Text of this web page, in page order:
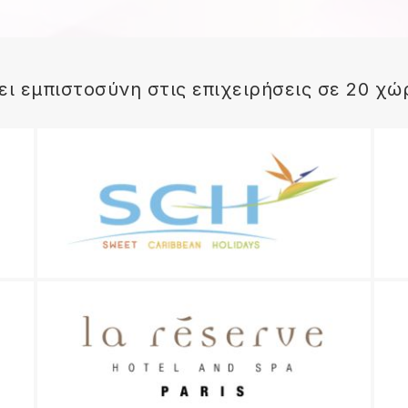
εμπιστοσύνη στις επιχειρήσεις σε 20